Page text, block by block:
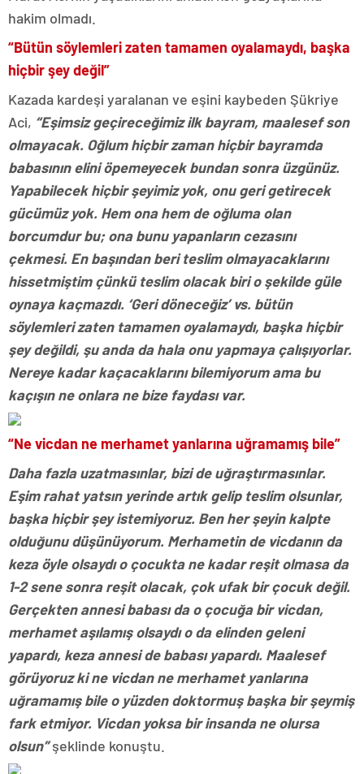
hakim olmadı.
“Bütün söylemleri zaten tamamen oyalamaydı, başka
hiçbir şey değil”
Kazada kardeşi yaralanan ve eşini kaybeden Şükriye
Aci, “Eşimsiz geçireceğimiz ilk bayram, maalesef son
olmayacak. Oğlum hiçbir zaman hiçbir bayramda
babasının elini öpemeyecek bundan sonra üzgünüz.
Yapabilecek hiçbir şeyimiz yok, onu geri getirecek
gücümüz yok. Hem ona hem de oğluma olan
borcumdur bu; ona bunu yapanların cezasını
çekmesi. En başından beri teslim olmayacaklarını
hissetmiştim çünkü teslim olacak biri o şekilde güle
oynaya kaçmazdı. ‘Geri döneceğiz’ vs. bütün
söylemleri zaten tamamen oyalamaydı, başka hiçbir
şey değildi, şu anda da hala onu yapmaya çalışıyorlar.
Nereye kadar kaçacaklarını bilemiyorum ama bu
kaçışın ne onlara ne bize faydası var.
“Ne vicdan ne merhamet yanlarına uğramamış bile”
Daha fazla uzatmasınlar, bizi de uğraştırmasınlar.
Eşim rahat yatsın yerinde artık gelip teslim olsunlar,
başka hiçbir şey istemiyoruz. Ben her şeyin kalpte
olduğunu düşünüyorum. Merhametin de vicdanın da
keza öyle olsaydı o çocukta ne kadar reşit olmasa da
1-2 sene sonra reşit olacak, çok ufak bir çocuk değil.
Gerçekten annesi babası da o çocuğa bir vicdan,
merhamet aşılamış olsaydı o da elinden geleni
yapardı, keza annesi de babası yapardı. Maalesef
görüyoruz ki ne vicdan ne merhamet yanlarına
uğramamış bile o yüzden doktormuş başka bir şeymiş
fark etmiyor. Vicdan yoksa bir insanda ne olursa
olsun”şeklinde konuştu.